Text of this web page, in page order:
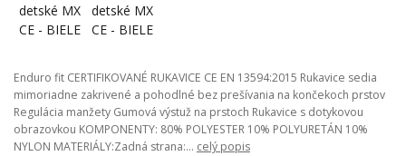
Enduro fit CERTIFIKOVANÉ RUKAVICE CE EN 13594:2015 Rukavice sedia
mimoriadne zakrivené a pohodlné bez prešívania na končekoch prstov
Regulácia manžety Gumová výstuž na prstoch Rukavice s dotykovou
obrazovkou KOMPONENTY: 80% POLYESTER 10% POLYURETÁN 10%
NYLON MATERIÁLY:Zadná strana:... celý popis